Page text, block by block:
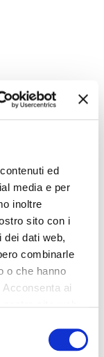
ed
media e per
inoltre
sito con i
dei dati web,
combinarle
o che hanno
ai